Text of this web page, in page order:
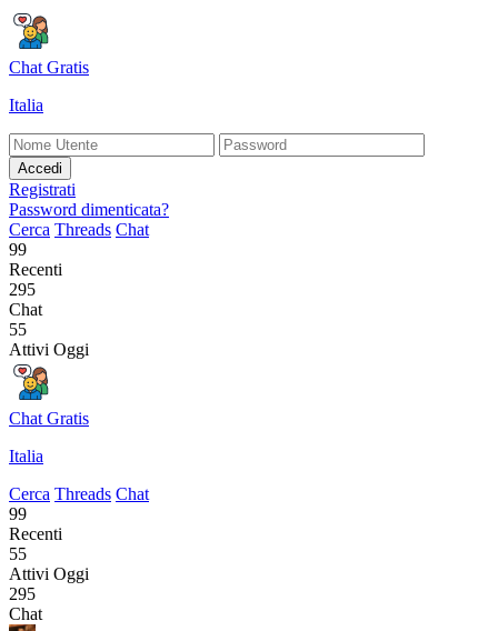
Chat Gratis
Italia
Accedi
Registrati
Password dimenticata?
Cerca Threads Chat
99
Recenti
295
Chat
55
Attivi Oggi
Chat Gratis
Italia
Cerca Threads Chat
99
Recenti
55
Attivi Oggi
295
Chat